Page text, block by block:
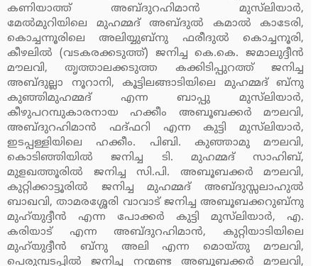
കണിയാത്ത് അബ്ദുറഹിമാന്‍ മുസ്‌ലിയാര്‍,
മേല്‍മുറിയിലെ മുഹമ്മദ് അബ്ദുല്‍ കമാല്‍ കാടേരി,
കൊച്ചന്നൂരിലെ അലിയ്യുബ്‌നു ഫരീദുല്‍ കൊച്ചനൂരി,
കീഴലില്‍ (വടകരക്കടുത്ത്) ജനിച്ച കെ.കെ. ജമാലുദ്ദീന്‍
മൗലവി, തൃത്താലക്കടുത്ത കക്കിടിപ്പുറത്ത് ജനിച്ച
അബ്ദുല്ലാ നൂറാനി, കൂട്ടിലങ്ങാടിയിലെ മുഹമ്മദ് ബ്‌നു
കുഞ്ഞിമുഹമ്മദ് എന്ന ബാപ്പു മുസ്‌ലിയാര്‍,
കീഴുപറമ്പുകാരനായ ഹക്കീം അബൂബക്കര്‍ മൗലവി,
അബ്ദുറഹിമാന്‍ ഫദ്ഫറി എന്ന കുട്ടി മുസ്‌ലിയാര്‍,
ഇടപ്പള്ളിയിലെ ഹക്കീം. പിബി. കുഞ്ഞാമു മൗലവി,
കൊടിഞ്ഞിയില്‍ ജനിച്ച ടി. മുഹമ്മദ് സാഹിബ്,
മുളഖത്തൂരില്‍ ജനിച്ച സി.പി. അബൂബക്കര്‍ മൗലവി,
കുറ്റിക്കാട്ടൂരില്‍ ജനിച്ച മുഹമ്മദ് അബ്ദുസ്സലാഹുല്‍
ബാഖവി, താമരശ്ശേരി വാവാട് ജനിച്ച അബൂബക്കറുബ്‌നു
മുഹ്‌യുദ്ദീന്‍ എന്ന പോക്കര്‍ കുട്ടി മുസ്‌ലിയാര്‍, എ.
കരിയാട് എന്ന അബ്ദുറഹിമാന്‍, കുറ്റിയാടിയിലെ
മുഹ്‌യുദ്ദീന്‍ ബ്‌നു അലി എന്ന മൊയ്തു മൗലവി,
പെരുമ്പടപ്പില്‍ ജനിച്ച നന്മണ്ട അബൂബക്കര്‍ മൗലവി,